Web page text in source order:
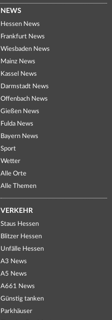
NEWS
Hessen News
Frankfurt News
Wiesbaden News
Mainz News
Kassel News
Darmstadt News
Offenbach News
Gießen News
Fulda News
Bayern News
Sport
Wetter
Alle Orte
Alle Themen
VERKEHR
Staus Hessen
Blitzer Hessen
Unfälle Hessen
A3 News
A5 News
A661 News
Günstig tanken
Parkhäuser